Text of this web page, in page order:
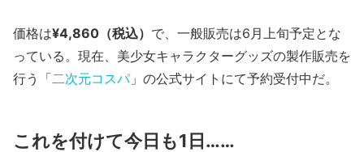
価格は¥4,860（税込） で、一般販売は6月上旬予定とな
っている。現在、美少女キャラクターグッズの製作販売を
行う「二次元コスパ」の公式サイトにて予約受付中だ。
これを付けて今日も1日……